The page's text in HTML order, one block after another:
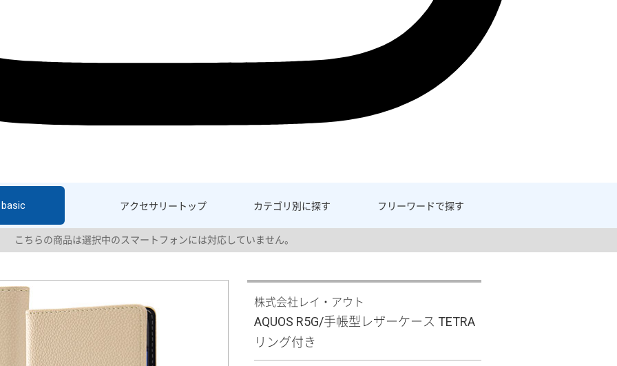
アクセサリー トップ カテゴリ別に探す フリーワードで探す
basic
こちらの商品は選択中のスマートフォンには対応していません。
株式会社レイ・アウト
AQUOS R5G/手帳型レザーケース TETRA
リング付き